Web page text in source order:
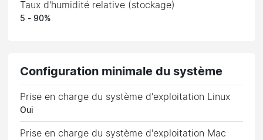
Taux d'humidité relative (stockage)
5 - 90%
Configuration minimale du système
Prise en charge du système d'exploitation Linux
Oui
Prise en charge du système d'exploitation Mac